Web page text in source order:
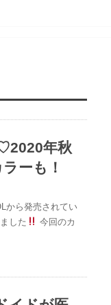
年秋
ーも！
から発売されてい
した
今回のカ